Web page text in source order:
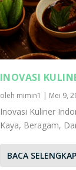
INOVASI
oleh mimin1 | Mei 9,
Inovasi Kuliner
Kaya, Beragam,
BACA